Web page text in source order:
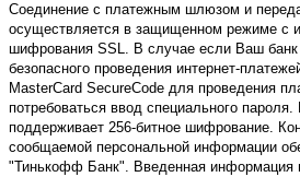
Соединение с платежным шлюзом и
осуществляется в защищенном режиме с
шифрования SSL. В случае если Ваш банк
безопасного проведения интернет-
MasterCard SecureCode для проведения
потребоваться ввод специального
поддерживает 256-битное шифрование.
сообщаемой персональной информации
"Тинькофф Банк". Введенная информация